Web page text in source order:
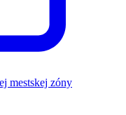
mestskej zóny